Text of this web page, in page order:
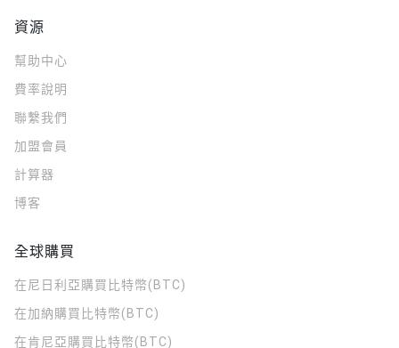
資源
幫助中心
費率說明
聯繫我們
加盟會員
計算器
博客
全球購買
在尼日利亞購買比特幣(BTC)
在加納購買比特幣(BTC)
在肯尼亞購買比特幣(BTC)